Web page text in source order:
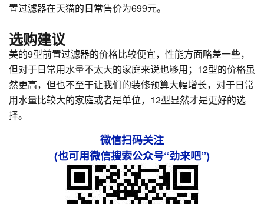
置过滤器在天猫的日常售价为699元。
选购建议
美的9型前置过滤器的价格比较便宜，性能方面略差一些，
但对于日常用水量不太大的家庭来说也够用；12型的价格虽
然更高，但也不至于让我们的装修预算大幅增长，对于日常
用水量比较大的家庭或者是单位，12型显然才是更好的选
择。
微信扫码关注
(也可用微信搜索公众号“劲来吧”)